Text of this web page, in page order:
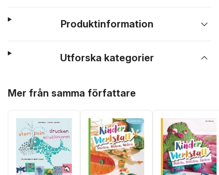
Produktinformation
Utforska kategorier
Mer från samma författare